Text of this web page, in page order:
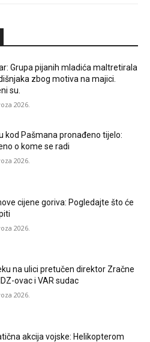
Grupa pijanih mladića maltretirala
zbog motiva na majici.
su.
2026.
kod Pašmana pronađeno tijelo:
o kome se radi
2026.
cijene goriva: Pogledajte što će
2026.
na ulici pretučen direktor Zračne
ovac i VAR sudac
2026.
akcija vojske: Helikopterom